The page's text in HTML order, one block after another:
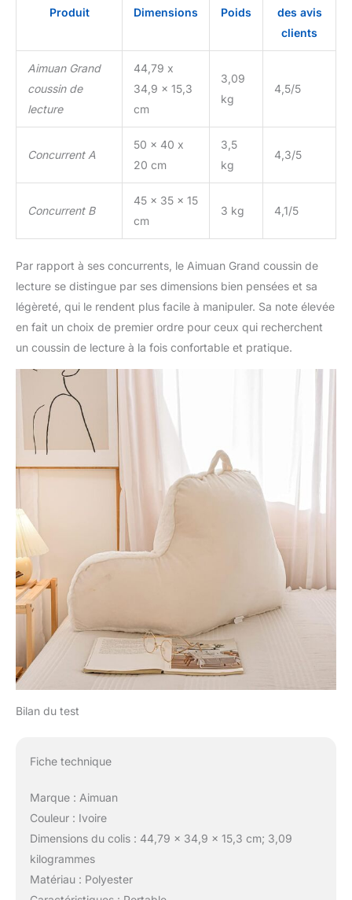
Produit Dimensions Poids
des avis
clients
Aimuan Grand
coussin de
lecture
44,79 x
34,9 x 15,3
cm
3,09
kg
4,5/5
Concurrent A
50 x 40 x
20 cm
3,5
kg
4,3/5
Concurrent B
45 x 35 x 15
cm
3 kg 4,1/5
Par rapport à ses concurrents, le Aimuan Grand coussin de
lecture se distingue par ses dimensions bien pensées et sa
légèreté, qui le rendent plus facile à manipuler. Sa note élevée
en fait un choix de premier ordre pour ceux qui recherchent
un coussin de lecture à la fois confortable et pratique.
Bilan du test
Fiche technique
Marque : Aimuan
Couleur : Ivoire
Dimensions du colis : 44,79 x 34,9 x 15,3 cm; 3,09
kilogrammes
Matériau : Polyester